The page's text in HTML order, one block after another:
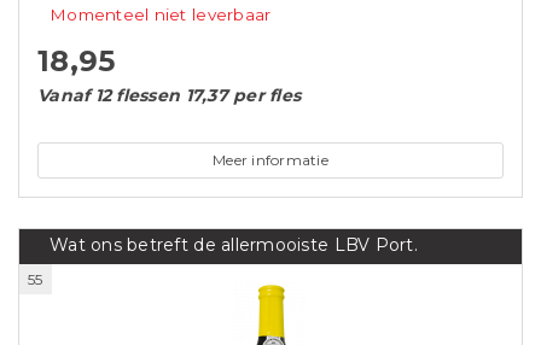
Momenteel niet leverbaar
18,95
Vanaf 12 flessen 17,37 per fles
Meer informatie
Wat ons betreft de allermooiste LBV Port.
55